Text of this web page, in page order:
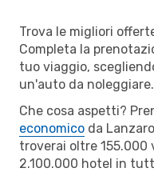
Trova le migliori
Completa la
tuo viaggio,
un'auto da noleggiare.
Che cosa aspetti?
economico da
troverai oltre 155.000
2.100.000 hotel in